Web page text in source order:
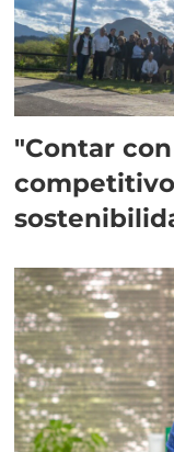
"Contar